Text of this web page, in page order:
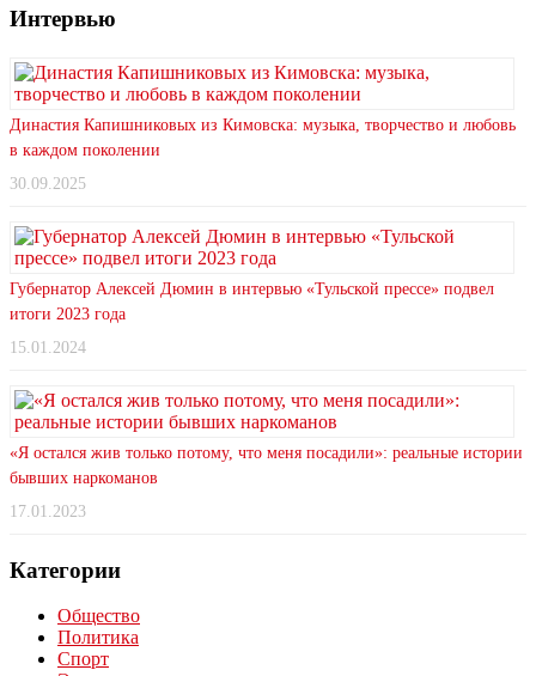
Интервью
Династия Капишниковых из Кимовска: музыка, творчество и любовь
в каждом поколении
30.09.2025
Губернатор Алексей Дюмин в интервью «Тульской прессе» подвел
итоги 2023 года
15.01.2024
«Я остался жив только потому, что меня посадили»: реальные истории
бывших наркоманов
17.01.2023
Категории
Общество
Политика
Спорт